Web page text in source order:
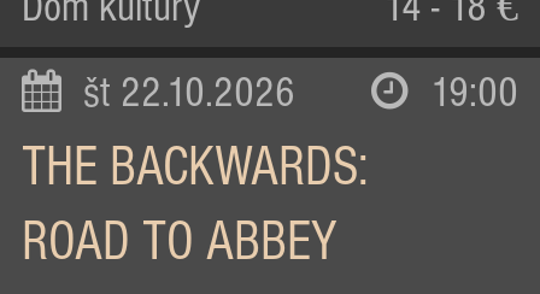
Dom kultúry 14 - 18 €
št 22.10.2026 19:00
THE BACKWARDS:
ROAD TO ABBEY